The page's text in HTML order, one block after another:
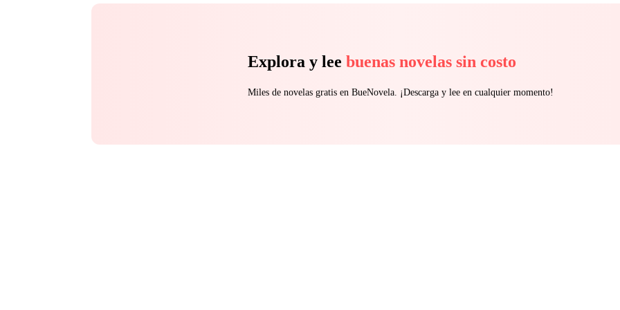
Explora y lee buenas novelas sin costo
Miles de novelas gratis en BueNovela. ¡Descarga y lee en cualquier momento!